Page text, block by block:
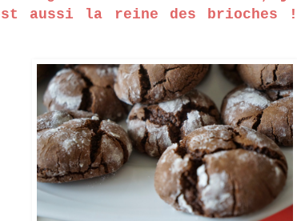
aussi la reine des brioches !